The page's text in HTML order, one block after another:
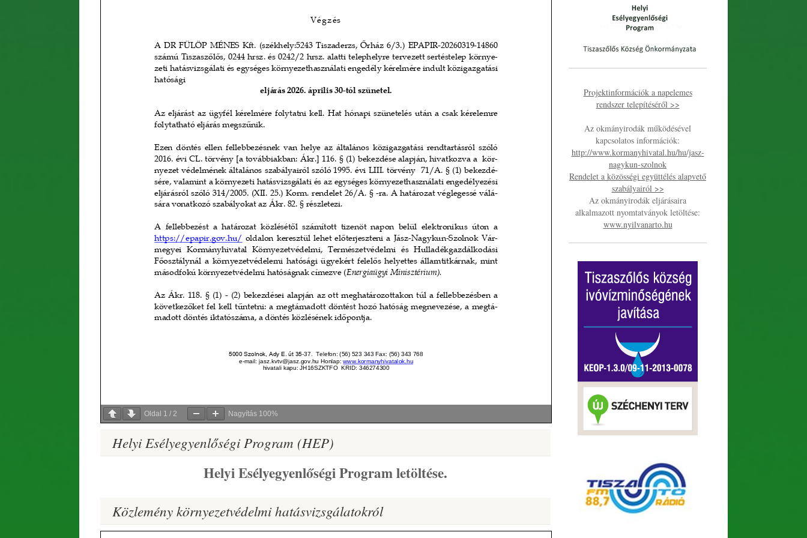
Oldal 1 / 2 Nagyítás 100%
Helyi Esélyegyenlőségi Program (HEP)
Helyi Esélyegyenlőségi Program letöltése.
Közlemény környezetvédelmi hatásvizsgálatokról
Projektinformációk a napelemes
rendszer telepítéséről >>
Az okmányirodák működésével
kapcsolatos információk:
http://www.kormanyhivatal.hu/hu/jasz-
nagykun-szolnok
Rendelet a közösségi együttélés alapvető
szabályairól >>
Az okmányirodák eljárásaira
alkalmazott nyomtatványok letöltése:
www.nyilvanarto.hu